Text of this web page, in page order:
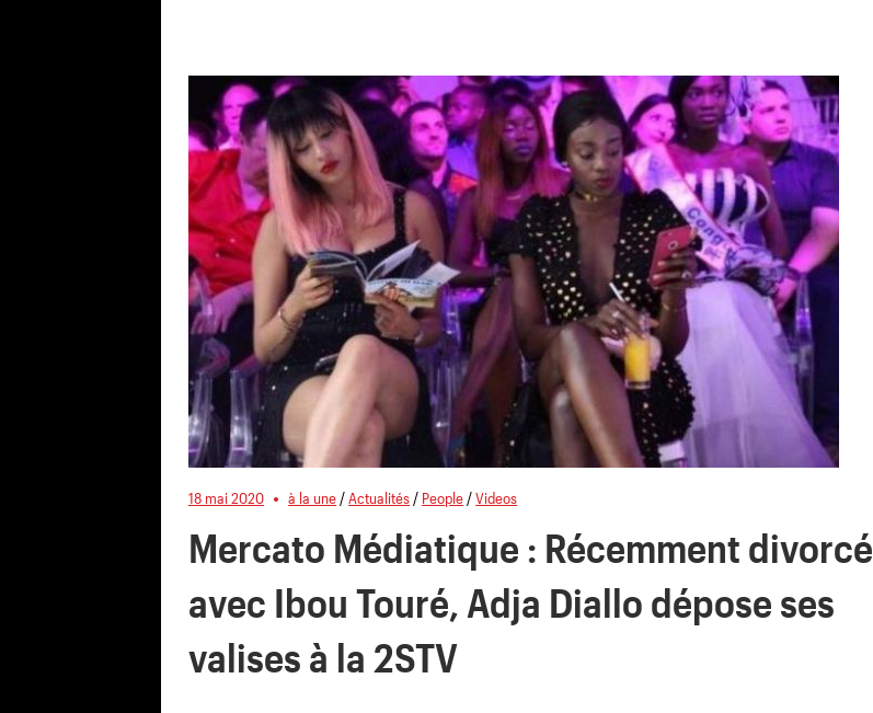
18 mai 2020 à la une /Actualités / People /Videos
Mercato Médiatique : Récemment divorcé
avec Ibou Touré, Adja Diallo dépose ses
valises à la 2STV